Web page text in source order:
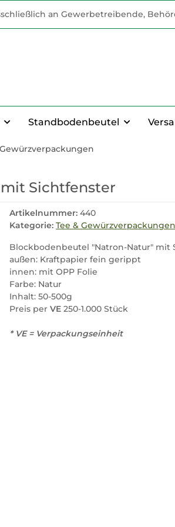
an Gewerbetreibende,
Standbodenbeutel
Sichtfenster
Artikelnummer: 440
Kategorie: Tee & Gewürzverpackungen
Blockbodenbeutel "Natron-Natur" mit
außen: Kraftpapier fein gerippt
innen: mit OPP Folie
Farbe: Natur
Inhalt: 50-500g
Preis per VE 250-1.000 Stück
* VE = Verpackungseinheit